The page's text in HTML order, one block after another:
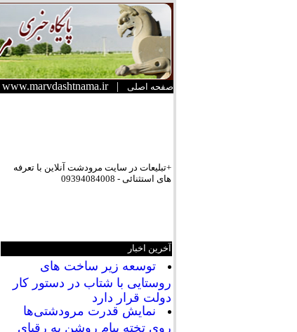
صفحه اصلی |
www.marvdashtnama.ir
+تبلیعات در سایت مرودشت آنلاین با تعرفه
های استثنائی - 09394084008
آخرین اخبار
توسعه زیر ساخت های
روستایی با شتاب در دستور کار
دولت قرار دارد
نمایش قدرت مرودشتی‌ها
روی تخته پیام روشن به رقبای